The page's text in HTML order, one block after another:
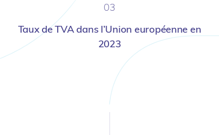
03
Taux de TVA dans l’Union européenne en
2023